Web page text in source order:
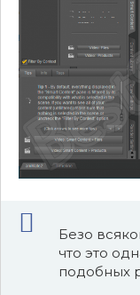
Безо
что это
подобных